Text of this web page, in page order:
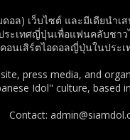
ดอล) เว็บไซต์ และมีเดียนำเ
ระเทศญี่ปุ่นเพื่อแฟนคลับชา
คอนเสิร์ตไอดอลญี่ปุ่นในประเ
press media, and
Idol" culture, based
Contact: